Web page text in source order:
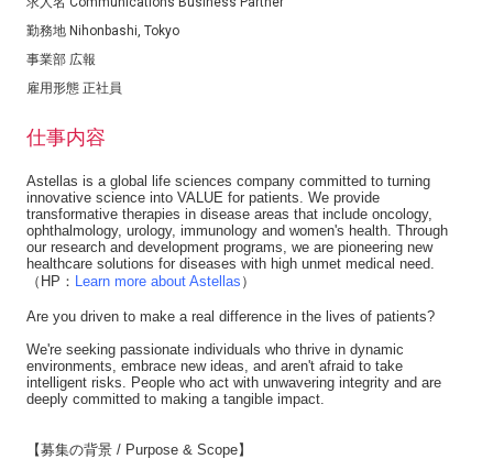
勤務地 Nihonbashi, Tokyo
事業部 広報
雇用形態 正社員
仕事内容
Astellas is a global life sciences company committed to turning
innovative science into VALUE for patients. We provide
transformative therapies in disease areas that include oncology,
ophthalmology, urology, immunology and women's health. Through
our research and development programs, we are pioneering new
healthcare solutions for diseases with high unmet medical need.
（HP： Learn more about Astellas ）
Are you driven to make a real difference in the lives of patients?
We're seeking passionate individuals who thrive in dynamic
environments, embrace new ideas, and aren't afraid to take
intelligent risks. People who act with unwavering integrity and are
deeply committed to making a tangible impact.
【募集の背景 / Purpose & Scope】